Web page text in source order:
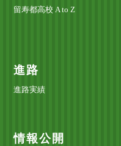
留寿都高校 A to Z
進路
進路実績
情報公開